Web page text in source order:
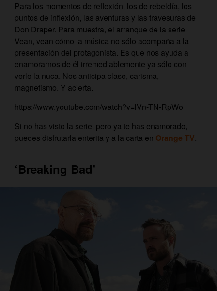
Para los momentos de reflexión, los de rebeldía, los
puntos de inflexión, las aventuras y las travesuras de
Don Draper. Para muestra, el arranque de la serie.
Vean, vean cómo la música no sólo acompaña a la
presentación del protagonista. Es que nos ayuda a
enamorarnos de él irremediablemente ya sólo con
verle la nuca. Nos anticipa clase, carisma,
magnetismo. Y acierta.
https://www.youtube.com/watch?v=lVn-TN-RpWo
Si no has visto la serie, pero ya te has enamorado,
puedes disfrutarla enterita y a la carta en Orange TV.
‘Breaking Bad’